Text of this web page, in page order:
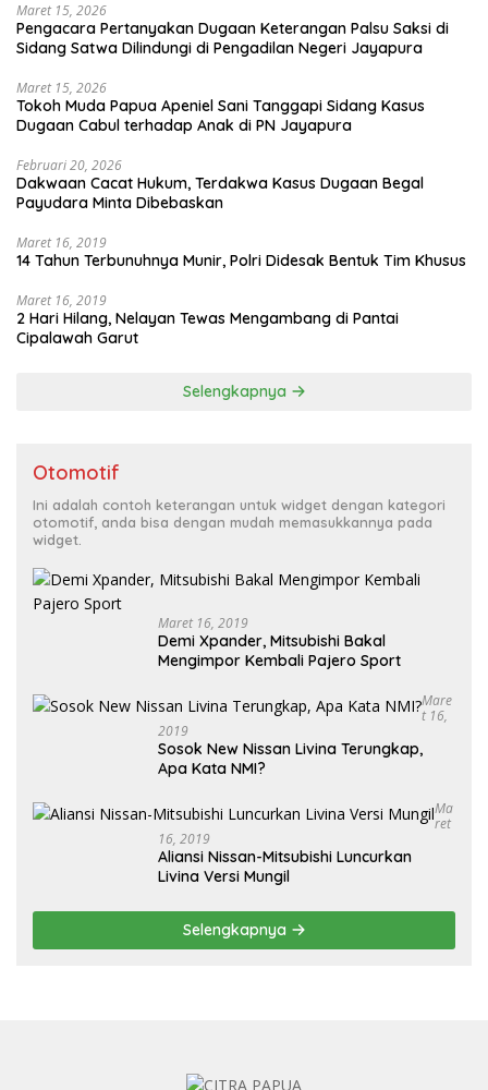
Maret 15, 2026
Pengacara Pertanyakan Dugaan Keterangan Palsu Saksi di
Sidang Satwa Dilindungi di Pengadilan Negeri Jayapura
Maret 15, 2026
Tokoh Muda Papua Apeniel Sani Tanggapi Sidang Kasus
Dugaan Cabul terhadap Anak di PN Jayapura
Februari 20, 2026
Dakwaan Cacat Hukum, Terdakwa Kasus Dugaan Begal
Payudara Minta Dibebaskan
Maret 16, 2019
14 Tahun Terbunuhnya Munir, Polri Didesak Bentuk Tim Khusus
Maret 16, 2019
2 Hari Hilang, Nelayan Tewas Mengambang di Pantai
Cipalawah Garut
Selengkapnya
Otomotif
Ini adalah contoh keterangan untuk widget dengan kategori
otomotif, anda bisa dengan mudah memasukkannya pada
widget.
Maret 16, 2019
Demi Xpander, Mitsubishi Bakal
Mengimpor Kembali Pajero Sport
Mare
T 16,
2019
Sosok New Nissan Livina Terungkap,
Apa Kata NMI?
Ma
Ret
16, 2019
Aliansi Nissan-Mitsubishi Luncurkan
Livina Versi Mungil
Selengkapnya